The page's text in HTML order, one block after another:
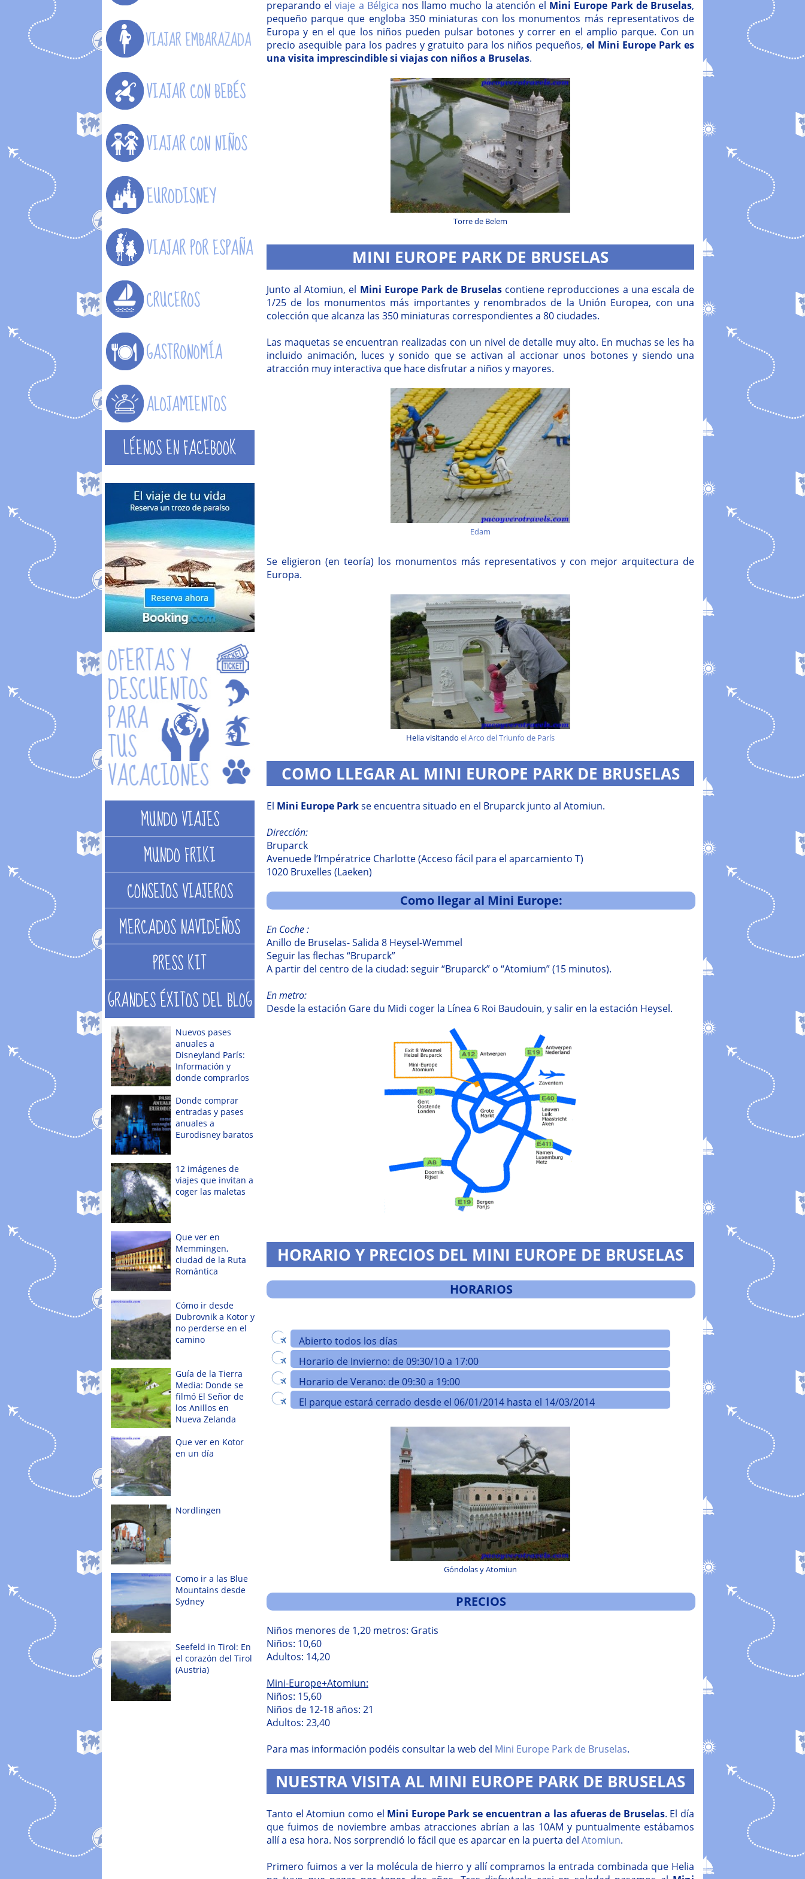
preparando elviaje a Bélgica nos llamo mucho la atención el Mini Europe Park de Bruselas,
pequeño parque que engloba 350 miniaturas con los monumentos más representativos de
Europa y en el que los niños pueden pulsar botones y correr en el amplio parque. Con un
precio asequible para los padres y gratuito para los niños pequeños, el Mini Europe Park es
una visita imprescindible si viajas con niños a Bruselas.
Torre de Belem
MINI EUROPE PARK DE BRUSELAS
Junto al Atomiun, el Mini Europe Park de Bruselas contiene reproducciones a una escala de
1/25 de los monumentos más importantes y renombrados de la Unión Europea, con una
colección que alcanza las 350 miniaturas correspondientes a 80 ciudades.
Las maquetas se encuentran realizadas con un nivel de detalle muy alto. En muchas se les ha
incluido animación, luces y sonido que se activan al accionar unos botones y siendo una
atracción muy interactiva que hace disfrutar a niños y mayores.
Edam
Se eligieron (en teoría) los monumentos más representativos y con mejor arquitectura de
Europa.
Helia visitando el Arco del Triunfo de París
COMO LLEGAR AL MINI EUROPE PARK DE BRUSELAS
El Mini Europe Parkse encuentra situado en el Bruparck junto al Atomiun.
Dirección:
Bruparck
Avenuede l’Impératrice Charlotte (Acceso fácil para el aparcamiento T)
1020 Bruxelles (Laeken)
Como llegar al Mini Europe:
En Coche :
Anillo de Bruselas- Salida 8 Heysel-Wemmel
Seguir las flechas “Bruparck”
A partir del centro de la ciudad: seguir “Bruparck” o “Atomium” (15 minutos).
En metro:
Desde la estación Gare du Midi coger la Línea 6 Roi Baudouin, y salir en la estación Heysel.
HORARIO Y PRECIOS DEL MINI EUROPE DE BRUSELAS
HORARIOS
Abierto todos los días
Horario de Invierno: de 09:30/10 a 17:00
Horario de Verano: de 09:30 a 19:00
El parque estará cerrado desde el 06/01/2014 hasta el 14/03/2014
Góndolas y Atomiun
PRECIOS
Niños menores de 1,20 metros: Gratis
Niños: 10,60
Adultos: 14,20
Mini-Europe+Atomiun:
Niños: 15,60
Niños de 12-18 años: 21
Adultos: 23,40
Para mas información podéis consultar la web del Mini Europe Park de Bruselas.
NUESTRA VISITA AL MINI EUROPE PARK DE BRUSELAS
Tanto el Atomiun como el Mini Europe Park se encuentran a las afueras de Bruselas. El día
que fuimos de noviembre ambas atracciones abrían a las 10AM y puntualmente estábamos
allí a esa hora. Nos sorprendió lo fácil que es aparcar en la puerta del Atomiun.
Primero fuimos a ver la molécula de hierro y allí compramos la entrada combinada que Helia
LÉENOS EN FACEBOOK
MUNDO VIAJES
MUNDO FRIKI
CONSEJOS VIAJEROS
MERCADOS NAVIDEÑOS
PRESS KIT
GRANDES ÉXITOS DEL BLOG
Nuevos pases
anuales a
Disneyland París:
Información y
donde comprarlos
Donde comprar
entradas y pases
anuales a
Eurodisney baratos
12 imágenes de
viajes que invitan a
coger las maletas
Que ver en
Memmingen,
ciudad de la Ruta
Romántica
Cómo ir desde
Dubrovnik a Kotor y
no perderse en el
camino
Guía de la Tierra
Media: Donde se
filmó El Señor de
los Anillos en
Nueva Zelanda
Que ver en Kotor
en un día
Nordlingen
Como ir a las Blue
Mountains desde
Sydney
Seefeld in Tirol: En
el corazón del Tirol
(Austria)